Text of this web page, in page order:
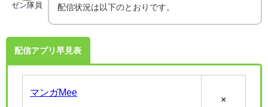
ゼン隊員 配信状況は以下のとおりです。
配信アプリ早見表
マンガMee
×